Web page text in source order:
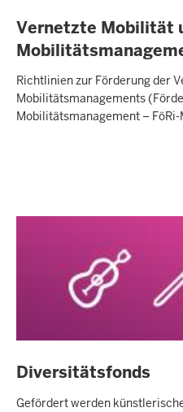
Vernetzte Mobilität
Richtlinien zur Förderung der
Mobilitätsmanagements
Mobilitätsmanagement – FöRi-
Diversitätsfonds
Gefördert werden